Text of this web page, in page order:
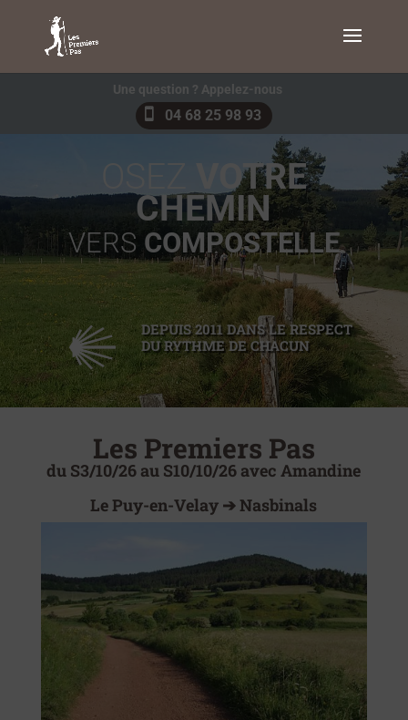
Une question ? Appelez-nous
04 68 25 98 93
VOTRE
CHEMIN
VERS COMPOSTELLE
DEPUIS 2011 DANS LE RESPECT
DU RYTHME DE CHACUN
Les Premiers Pas
du S3/10/26 au S10/10/26 avec Amandine
Le Puy-en-Velay ➔ Nasbinals